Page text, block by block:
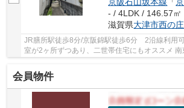
- / 4LDK / 146.57㎡
滋賀県大津市西の庄
JR膳所駅徒歩8分/京阪錦駅徒歩6分 2沿線利用
室が2ヶ所ずつあり、二世帯住宅にもオススメ
居室6帖以上・収納付き 納戸あり スーパー・...
会員物件